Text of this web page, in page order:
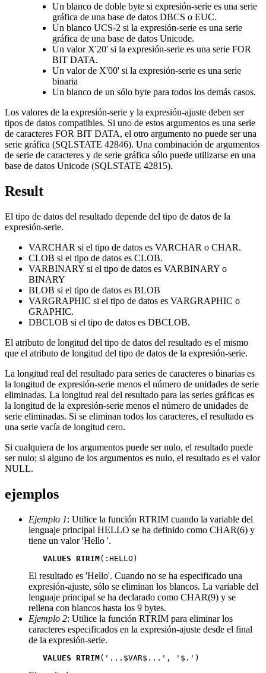
Un blanco de doble byte si expresión-serie es una serie
gráfica de una base de datos DBCS o EUC.
Un blanco UCS-2 si la expresión-serie es una serie
gráfica de una base de datos Unicode.
Un valor X'20' si la expresión-serie es una serie FOR
BIT DATA.
Un valor de X'00' si la expresión-serie es una serie
binaria
Un blanco de un sólo byte para todos los demás casos.
Los valores de la expresión-serie y la expresión-ajuste deben ser
tipos de datos compatibles. Si uno de estos argumentos es una serie
de caracteres FOR BIT DATA, el otro argumento no puede ser una
serie gráfica (SQLSTATE 42846). Una combinación de argumentos
de serie de caracteres y de serie gráfica sólo puede utilizarse en una
base de datos Unicode (SQLSTATE 42815).
Result
El tipo de datos del resultado depende del tipo de datos de la
expresión-serie.
VARCHAR si el tipo de datos es VARCHAR o CHAR.
CLOB si el tipo de datos es CLOB.
VARBINARY si el tipo de datos es VARBINARY o
BINARY
BLOB si el tipo de datos es BLOB
VARGRAPHIC si el tipo de datos es VARGRAPHIC o
GRAPHIC.
DBCLOB si el tipo de datos es DBCLOB.
El atributo de longitud del tipo de datos del resultado es el mismo
que el atributo de longitud del tipo de datos de la expresión-serie.
La longitud real del resultado para series de caracteres o binarias es
la longitud de expresión-serie menos el número de unidades de serie
eliminadas. La longitud real del resultado para las series gráficas es
la longitud de la expresión-serie menos el número de unidades de
serie eliminadas. Si se eliminan todos los caracteres, el resultado es
una serie vacía de longitud cero.
Si cualquiera de los argumentos puede ser nulo, el resultado puede
ser nulo; si alguno de los argumentos es nulo, el resultado es el valor
NULL.
ejemplos
Ejemplo 1: Utilice la función RTRIM cuando la variable del
lenguaje principal HELLO se ha definido como CHAR(6) y
tiene un valor 'Hello '.
VALUES RTRIM(:HELLO)
El resultado es 'Hello'. Cuando no se ha especificado una
expresión-ajuste, sólo se eliminan los blancos. La variable del
lenguaje principal se ha declarado como CHAR(9) y se
rellena con blancos hasta los 9 bytes.
Ejemplo 2: Utilice la función RTRIM para eliminar los
caracteres especificados en la expresión-ajuste desde el final
de la expresión-serie.
VALUES RTRIM('...$VAR$...', '$.')